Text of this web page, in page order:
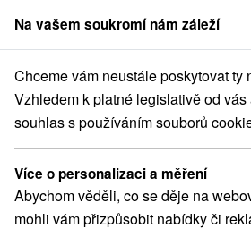
člen skupinySorger
Hotely na Slovensku pro rodiny s
Hotely pro rodiny s
Slovensko
Kategorie
Na vašem soukromí nám záleží
Chceme vám neustále poskytovat ty
Vzhledem k platné legislativě od
souhlas s používáním souborů
Více o personalizaci a měření
Abychom věděli, co se děje na
mohli vám přizpůsobit nabídky či